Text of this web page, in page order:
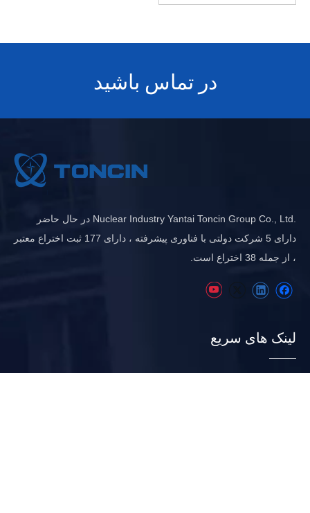
در تماس باشید
.Nuclear Industry Yantai Toncin Group Co., Ltd در حال حاضر
دارای 5 شرکت دولتی با فناوری پیشرفته ، دارای 177 ثبت اختراع معتبر
، از جمله 38 اختراع است.
لینک های سریع